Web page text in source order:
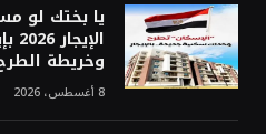
يا بختك لو
وخريطة
8 أغسطس، 2026